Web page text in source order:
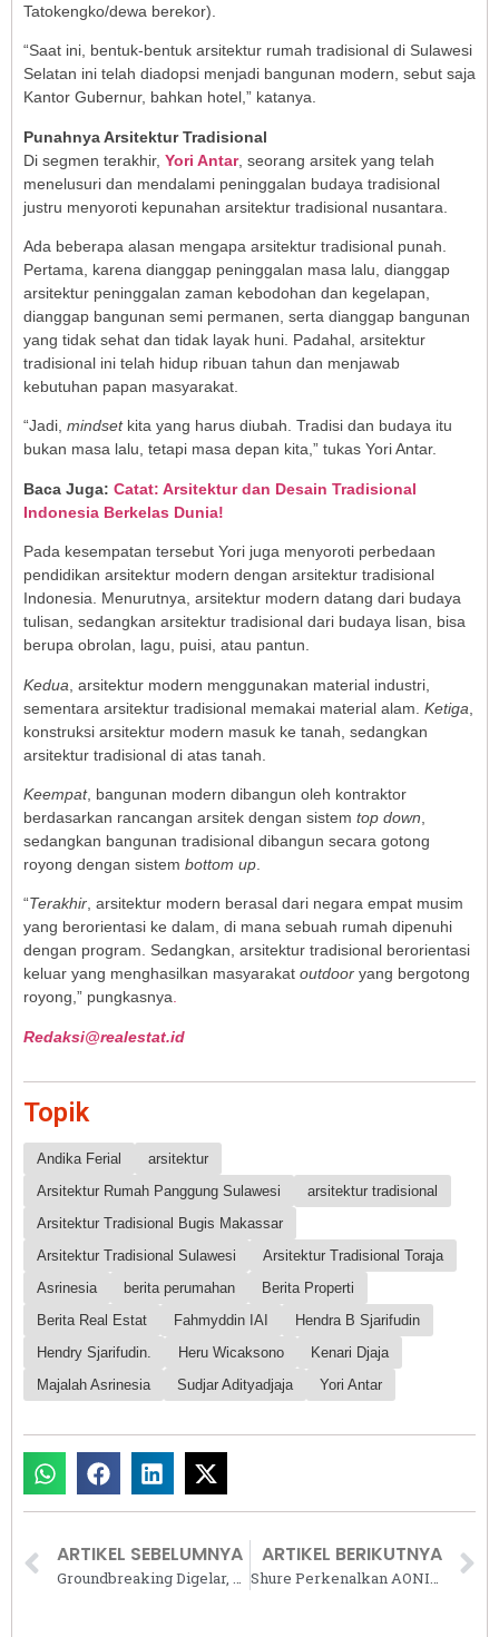
Tatokengko/dewa berekor).
“Saat ini, bentuk-bentuk arsitektur rumah tradisional di Sulawesi
Selatan ini telah diadopsi menjadi bangunan modern, sebut saja
Kantor Gubernur, bahkan hotel,” katanya.
Punahnya Arsitektur Tradisional
Di segmen terakhir, Yori Antar, seorang arsitek yang telah
menelusuri dan mendalami peninggalan budaya tradisional
justru menyoroti kepunahan arsitektur tradisional nusantara.
Ada beberapa alasan mengapa arsitektur tradisional punah.
Pertama, karena dianggap peninggalan masa lalu, dianggap
arsitektur peninggalan zaman kebodohan dan kegelapan,
dianggap bangunan semi permanen, serta dianggap bangunan
yang tidak sehat dan tidak layak huni. Padahal, arsitektur
tradisional ini telah hidup ribuan tahun dan menjawab
kebutuhan papan masyarakat.
“Jadi, mindsetkita yang harus diubah. Tradisi dan budaya itu
bukan masa lalu, tetapi masa depan kita,” tukas Yori Antar.
Baca Juga: Catat: Arsitektur dan Desain Tradisional
Indonesia Berkelas Dunia!
Pada kesempatan tersebut Yori juga menyoroti perbedaan
pendidikan arsitektur modern dengan arsitektur tradisional
Indonesia. Menurutnya, arsitektur modern datang dari budaya
tulisan, sedangkan arsitektur tradisional dari budaya lisan, bisa
berupa obrolan, lagu, puisi, atau pantun.
Kedua , arsitektur modern menggunakan material industri,
sementara arsitektur tradisional memakai material alam. Ketiga
konstruksi arsitektur modern masuk ke tanah, sedangkan
arsitektur tradisional di atas tanah.
Keempat, bangunan modern dibangun oleh kontraktor
berdasarkan rancangan arsitek dengan sistem top down
sedangkan bangunan tradisional dibangun secara gotong
royong dengan sistem bottom up
“Terakhir, arsitektur modern berasal dari negara empat musim
yang berorientasi ke dalam, di mana sebuah rumah dipenuhi
dengan program. Sedangkan, arsitektur tradisional berorientasi
keluar yang menghasilkan masyarakat outdoor yang bergotong
royong,” pungkasnya.
Redaksi@realestat.id
Topik
Andika Ferial
arsitektur
Arsitektur Rumah Panggung Sulawesi
arsitektur tradisional
Arsitektur Tradisional Bugis Makassar
Arsitektur Tradisional Sulawesi
Arsitektur Tradisional Toraja
Asrinesia
berita perumahan
Berita Properti
Berita Real Estat
Fahmyddin IAI
Hendra B Sjarifudin
Hendry Sjarifudin.
Heru Wicaksono
Kenari Djaja
Majalah Asrinesia
Sudjar Adityadjaja Yori Antar
ARTIKEL SEBELUMNYA
Groundbreaking Digelar, Unit Apartemen Savyavasa Residences Mulai Dipasarkan
ARTIKEL BERIKUTNYA
Shure Perkenalkan AONIC FREE: Wireless Earphone dengan Teknologi Sound Isolation